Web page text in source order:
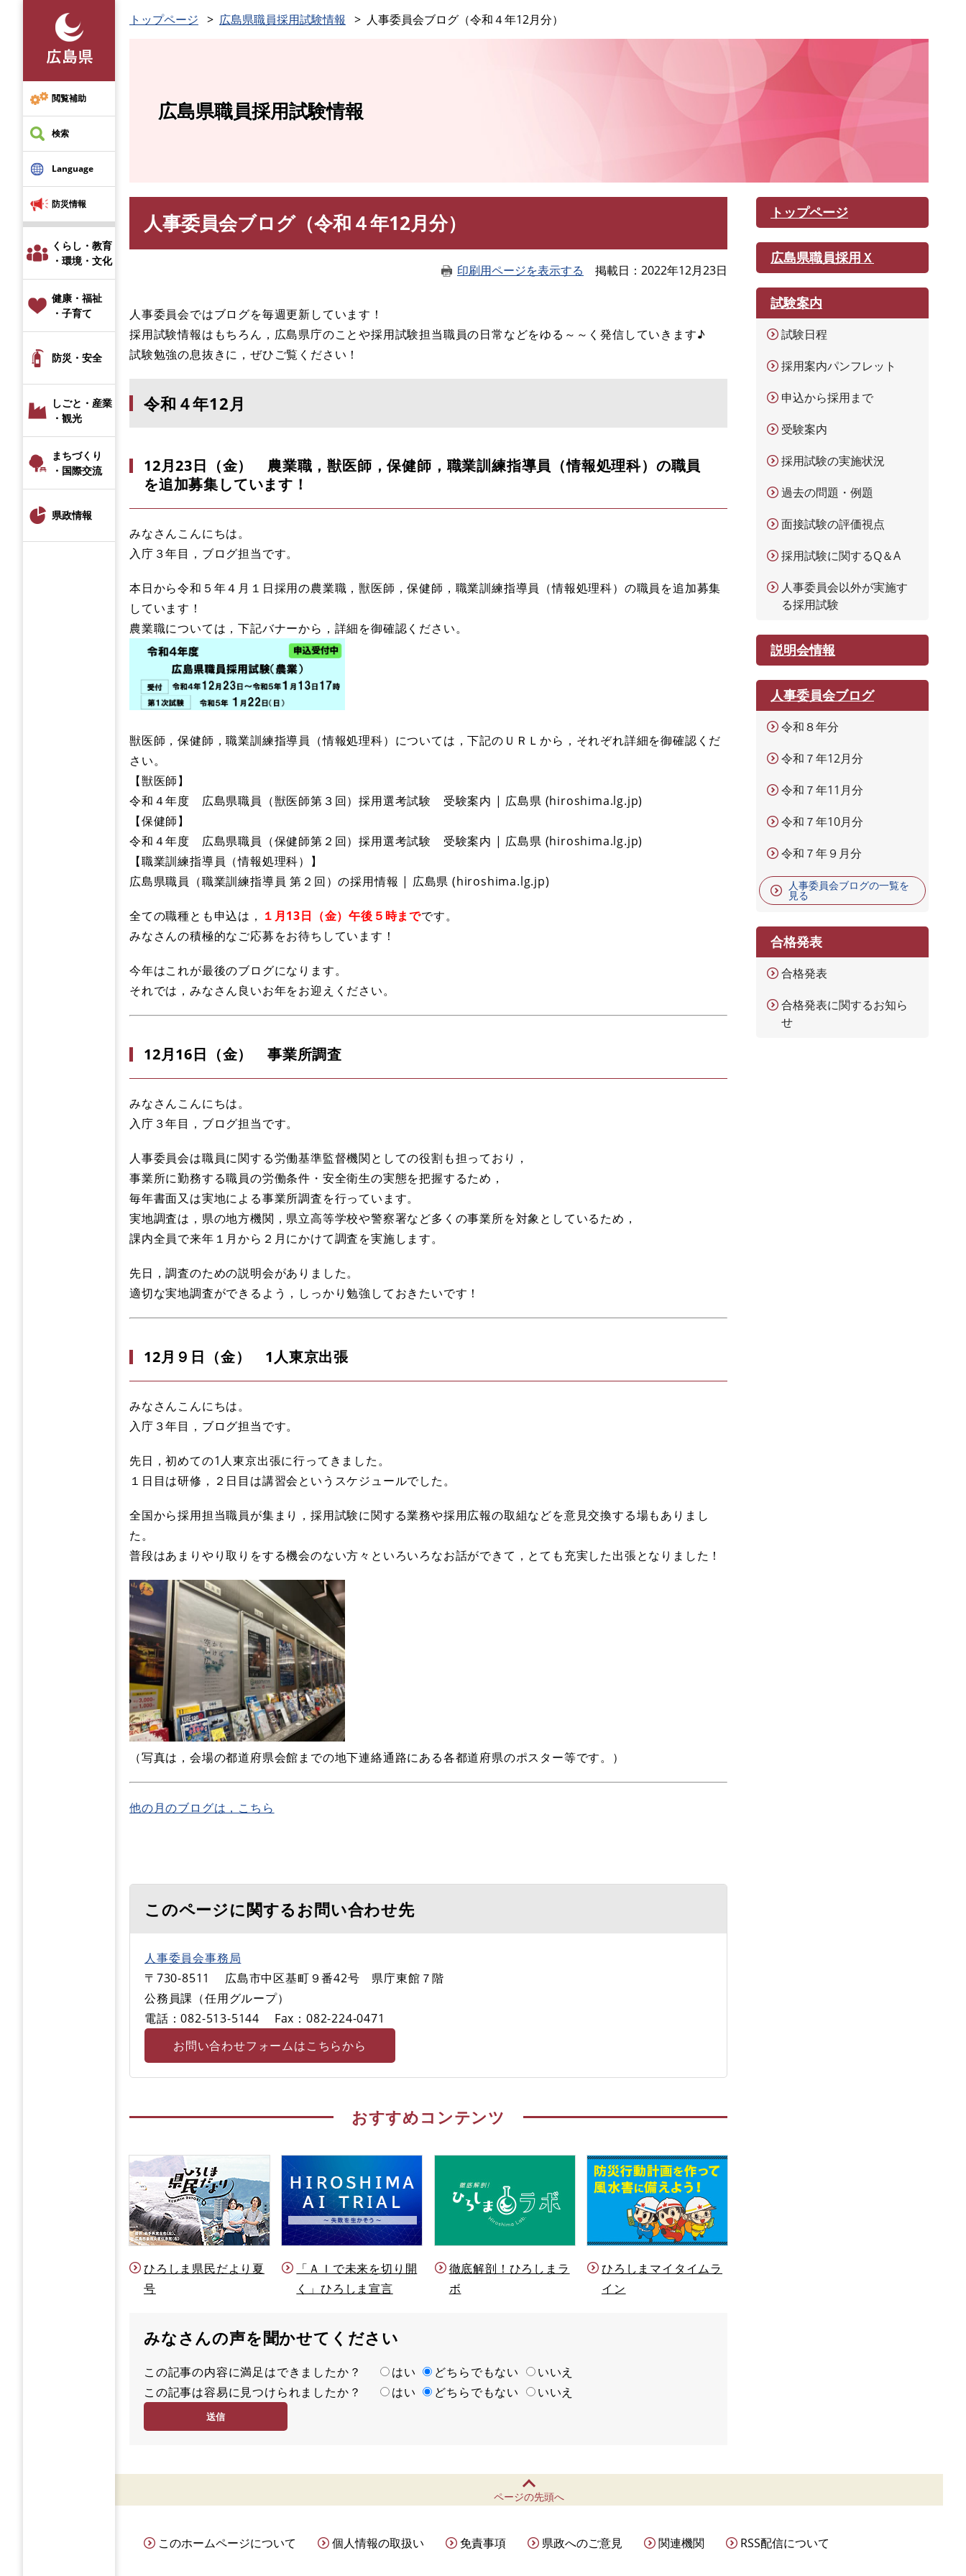
先
頭
で
す
閲覧補助
検索
Language
防災情報
くらし・教育
・環境・文化
健康・福祉
・子育て
防災・安全
しごと・産業
・観光
まちづくり
・国際交流
県政情報
トップページ 広島県職員採用試験情報 人事委員会ブログ（令和４年12月分）
広島県職員採用試験情報
人事委員会ブログ（令和４年12月分）
印刷用ページを表示する 掲載日 2022年12月23日
人事委員会ではブログを毎週更新しています！
採用試験情報はもちろん，広島県庁のことや採用試験担当職員の日常などをゆる～～く発信していきます♪
試験勉強の息抜きに，ぜひご覧ください！
令和４年12月
12月23日（金） 農業職，獣医師，保健師，職業訓練指導員（情報処理科）の職員
を追加募集しています！
みなさんこんにちは。
入庁３年目，ブログ担当です。
本日から令和５年４月１日採用の農業職，獣医師，保健師，職業訓練指導員（情報処理科）の職員を追加募集
しています！
農業職については，下記バナーから，詳細を御確認ください。
獣医師，保健師，職業訓練指導員（情報処理科）については，下記のＵＲＬから，それぞれ詳細を御確認くだ
さい。
【獣医師】
令和４年度 広島県職員（獣医師第３回）採用選考試験 受験案内 | 広島県 (hiroshima.lg.jp)
【保健師】
​令和４年度 広島県職員（保健師第２回）採用選考試験 受験案内 | 広島県 (hiroshima.lg.jp)
【職業訓練指導員（情報処理科）】
​広島県職員（職業訓練指導員 第２回）の採用情報 | 広島県 (hiroshima.lg.jp)
全ての職種とも申込は， １月13日（金）午後５時までです。
みなさんの積極的なご応募をお待ちしています！
今年はこれが最後のブログになります。
それでは，みなさん良いお年をお迎えください。
12月16日（金） 事業所調査
みなさんこんにちは。
入庁３年目，ブログ担当です。
人事委員会は職員に関する労働基準監督機関としての役割も担っており，
事業所に勤務する職員の労働条件・安全衛生の実態を把握するため，
毎年書面又は実地による事業所調査を行っています。
実地調査は，県の地方機関，県立高等学校や警察署など多くの事業所を対象としているため，
課内全員で来年１月から２月にかけて調査を実施します。
先日，調査のための説明会がありました。
適切な実地調査ができるよう，しっかり勉強しておきたいです！
12月９日（金） 1人東京出張
みなさんこんにちは。
入庁３年目，ブログ担当です。
先日，初めての1人東京出張に行ってきました。
１日目は研修，２日目は講習会というスケジュールでした。
全国から採用担当職員が集まり，採用試験に関する業務や採用広報の取組などを意見交換する場もありまし
た。
普段はあまりやり取りをする機会のない方々といろいろなお話ができて，とても充実した出張となりました！
（写真は，会場の都道府県会館までの地下連絡通路にある各都道府県のポスター等です。）
他の月のブログは，こちら
このページに関するお問い合わせ先
人事委員会事務局
〒730-8511
広島市中区基町９番42号 県庁東館７階
公務員課（任用グループ）
電話：082-513-5144
Fax：082-224-0471
お問い合わせフォームはこちらから
おすすめコンテンツ
ひろしま県民だより夏
号
「ＡＩで未来を切り開
く」ひろしま宣言
徹底解剖！ひろしまラ
ボ
ひろしまマイタイムラ
イン
みなさんの声を聞かせてください
満
足
この記事の内容に満足はできましたか？ はい どちらでもない
いいえ
容
度
この記事は容易に見つけられましたか？ はい どちらでもない いいえ
トップページ
広島県職員採用Ｘ
試験案内
試験日程
採用案内パンフレット
申込から採用まで
受験案内
採用試験の実施状況
過去の問題・例題
面接試験の評価視点
採用試験に関するQ＆A
人事委員会以外が実施す
る採用試験
説明会情報
人事委員会ブログ
令和８年分
令和７年12月分
令和７年11月分
令和７年10月分
令和７年９月分
人事委員会ブログの一覧を
見る
合格発表
合格発表
合格発表に関するお知ら
せ
ページの先頭へ
このホームページについて 個人情報の取扱い 免責事項 県政へのご意見 関連機関 RSS配信について